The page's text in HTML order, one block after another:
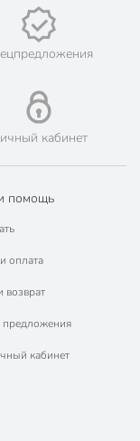
гипермаркет
ведущих мировых
кабинет
помощь
оплата
возврат
кабинет